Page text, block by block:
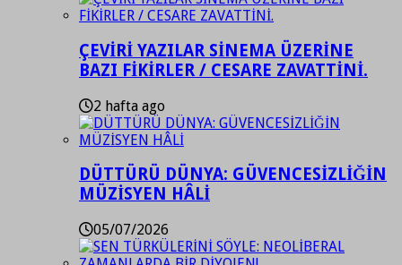
ÇEVİRİ YAZILAR SİNEMA ÜZERİNE
BAZI FİKİRLER / CESARE ZAVATTİNİ.
2 hafta ago
DÜTTÜRÜ DÜNYA: GÜVENCESİZLİĞİN
MÜZİSYEN HÂLİ
05/07/2026